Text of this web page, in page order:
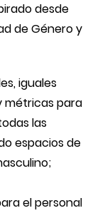
desde
de Género y
iguales
métricas para
las
espacios de
el personal